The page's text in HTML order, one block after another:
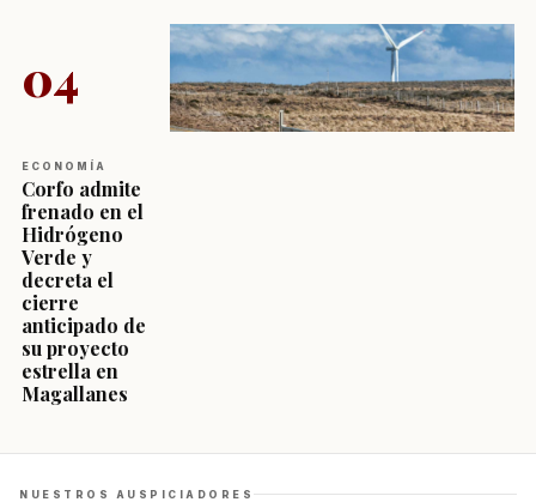
04
ECONOMÍA
Corfo admite
frenado en el
Hidrógeno
Verde y
decreta el
cierre
anticipado de
su proyecto
estrella en
Magallanes
NUESTROS AUSPICIADORES